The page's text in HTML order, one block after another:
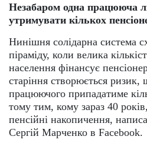
Незабаром одна працююча
утримувати кількох
Нинішня солідарна система
піраміду, коли велика
населення фінансує
старіння створюється ризик,
працюючого припадатиме
тому тим, кому зараз 40
пенсійні накопичення,
Сергій Марченко в Facebook.